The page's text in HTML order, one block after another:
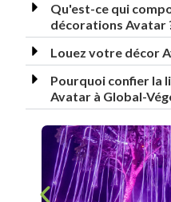
Qu'est-ce qui
décorations Avatar
Louez votre décor
Pourquoi confier la
Avatar à Global-